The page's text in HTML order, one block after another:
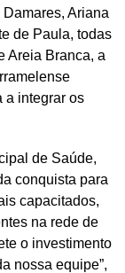
Ariana
de Paula, todas
Areia Branca, a
a integrar os
de Saúde,
conquista para
capacitados,
na rede de
o investimento
nossa equipe”,